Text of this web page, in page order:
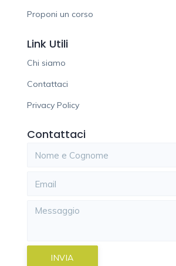
Proponi un corso
Link Utili
Chi siamo
Contattaci
Privacy Policy
Contattaci
INVIA